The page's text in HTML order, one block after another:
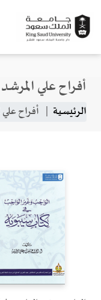
تجاوز إلى المحتوى الرئيسي
أفراح علي المرشد
مسار التنقل
الرئيسية أفراح